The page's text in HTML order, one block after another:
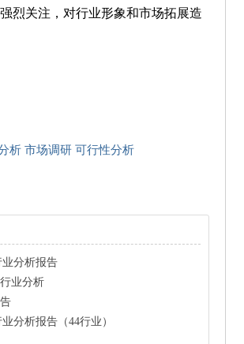
烈关注，对行业形象和市场拓展造
析 市场调研 可行性分析
业分析报告
业分析
分析报告（44行业）